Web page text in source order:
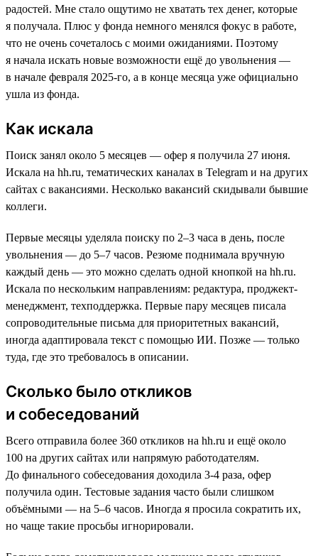
радостей. Мне стало ощутимо не хватать тех денег, которые
я получала. Плюс у фонда немного менялся фокус в работе,
что не очень сочеталось с моими ожиданиями. Поэтому
я начала искать новые возможности ещё до увольнения —
в начале февраля 2025-го, а в конце месяца уже официально
ушла из фонда.
Как искала
Поиск занял около 5 месяцев — офер я получила 27 июня.
Искала на hh.ru, тематических каналах в Telegram и на других
сайтах с вакансиями. Несколько вакансий скидывали бывшие
коллеги.
Первые месяцы уделяла поиску по 2–3 часа в день, после
увольнения — до 5–7 часов. Резюме поднимала вручную
каждый день — это можно сделать одной кнопкой на hh.ru.
Искала по нескольким направлениям: редактура, проджект-
менеджмент, техподдержка. Первые пару месяцев писала
сопроводительные письма для приоритетных вакансий,
иногда адаптировала текст с помощью ИИ. Позже — только
туда, где это требовалось в описании.
Сколько было откликов
и собеседований
Всего отправила более 360 откликов на hh.ru и ещё около
100 на других сайтах или напрямую работодателям.
До финального собеседования доходила 3-4 раза, офер
получила один. Тестовые задания часто были слишком
объёмными — на 5–6 часов. Иногда я просила сократить их,
но чаще такие просьбы игнорировали.